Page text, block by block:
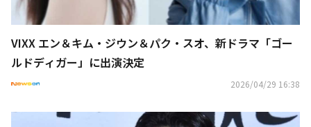
VIXX エン＆キム・ジウン＆パク・スオ、新ドラマ「ゴー
ルドディガー」に出演決定
2026/04/29 16:38